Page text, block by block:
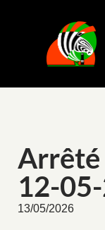
Arrêté
12-
13/05/2026